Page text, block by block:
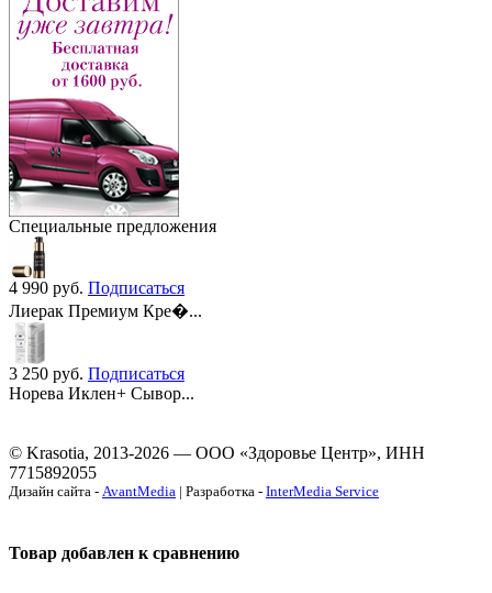
Специальные предложения
4 990 руб. Подписаться
Лиерак Премиум Кре�...
3 250 руб. Подписаться
Норева Иклен+ Сывор...
© Krasotia, 2013-2026 — ООО «Здоровье Центр», ИНН
7715892055
Дизайн сайта - AvantMedia | Разработка - InterMedia Service
Товар добавлен к сравнению